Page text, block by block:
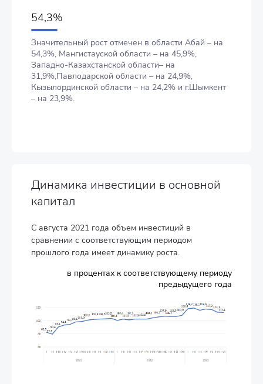
54,3%
Значительный рост отмечен в области Абай – на
54,3%, Мангистауской области – на 45,9%,
Западно-Казахстанской области– на
31,9%,Павлодарской области – на 24,9%,
Кызылординской области – на 24,2% и г.Шымкент
– на 23,9%.
Динамика инвестиции в основной
капитал
C августа 2021 года объем инвестиций в
сравнении с соответствующим периодом
прошлого года имеет динамику роста.
в процентах к соответствующему периоду
предыдущего года